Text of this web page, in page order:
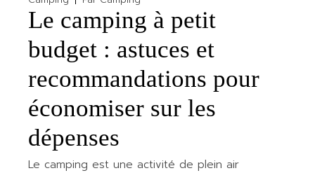
Le camping à petit
budget : astuces et
recommandations pour
économiser sur les
dépenses
Le camping est une activité de plein air